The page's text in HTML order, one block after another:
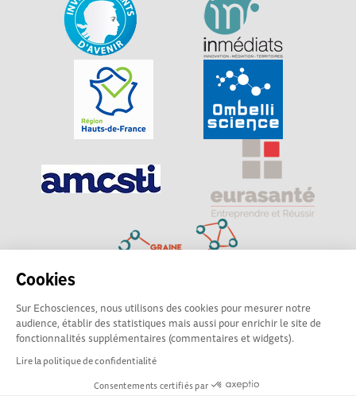
Cookies
Sur Echosciences, nous utilisons des cookies pour mesurer notre
audience, établir des statistiques mais aussi pour enrichir le site de
fonctionnalités supplémentaires (commentaires et widgets).
Lire la politique de confidentialité
Consentements certifiés par
Explorer, s’exprimer, rentrer en contact : Echosciences
Hauts-de-France est le réseau social des amateurs de
sciences et de technologies du territoire
Mentions légales|Politique de confidentialité